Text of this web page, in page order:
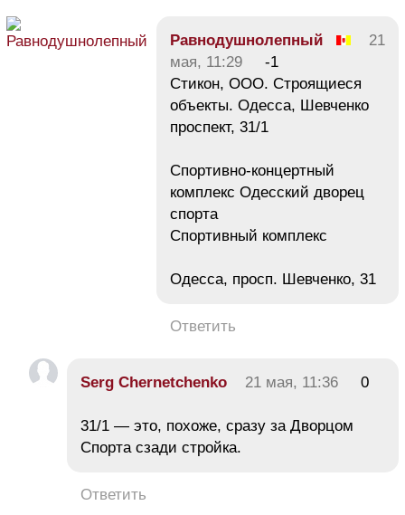
Равнодушнолепный
21
мая, 11:29
-1
Стикон, ООО. Строящиеся
объекты. Одесса, Шевченко
проспект, 31/1
Спортивно-концертный
комплекс Одесский дворец
спорта
Спортивный комплекс
Одесса, просп. Шевченкo, 31
Ответить
Serg Chernetchenko 21 мая, 11:36 0
31/1 — это, похоже, сразу за Дворцом
Спорта сзади стройка.
Ответить